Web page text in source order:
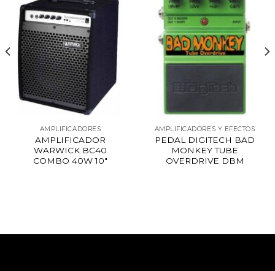
AMPLIFICADORES
AMPLIFICADOR
WARWICK BC40
COMBO 40W 10″
AMPLIFICADORES Y EFECTOS
PEDAL DIGITECH BAD
MONKEY TUBE
OVERDRIVE DBM